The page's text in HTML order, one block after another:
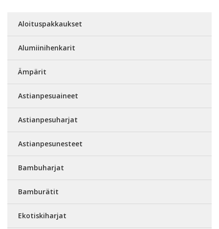
Aloituspakkaukset
Alumiinihenkarit
Ämpärit
Astianpesuaineet
Astianpesuharjat
Astianpesunesteet
Bambuharjat
Bamburätit
Ekotiskiharjat